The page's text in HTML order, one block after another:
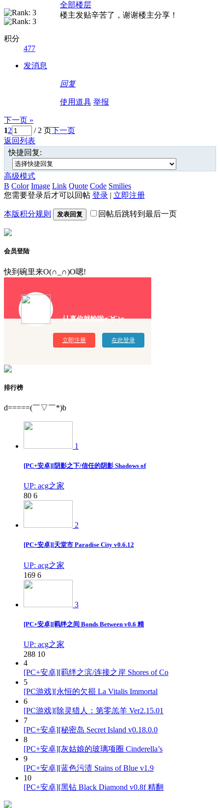
积分
477
发消息
全部楼层
楼主发贴辛苦了，谢谢楼主分享！
回复
使用道具 举报
下一页 »
12 / 2 页下一页
返回列表
快捷回复:
高级模式
B Color Image Link Quote Code Smilies
您需要登录后才可以回帖 登录 | 立即注册
本版积分规则 发表回复 回帖后跳转到最后一页
会员登陆
快到碗里来O(∩_∩)O嗯!
认真你就输啦σ`∀´)σ
立即注册 在此登录
排行榜
d=====(￣▽￣*)b
1
[PC+安卓][阴影之下/信任的阴影 Shadows of
UP: acg之家
80 6
2
[PC+安卓][天堂市 Paradise City v0.6.12
UP: acg之家
169 6
3
[PC+安卓][羁绊之间 Bonds Between v0.6 精
UP: acg之家
288 10
4
[PC+安卓][羁绊之滨/连接之岸 Shores of Co
5
[PC游戏][永恒的欠损 La Vitalis Immortal
6
[PC游戏][除灵猎人：第零羔羊 Ver2.15.01
7
[PC+安卓][秘密岛 Secret Island v0.18.0.0
8
[PC+安卓][灰姑娘的玻璃项圈 Cinderella’s
9
[PC+安卓][蓝色污渍 Stains of Blue v1.9
10
[PC+安卓][黑钻 Black Diamond v0.8f 精翻